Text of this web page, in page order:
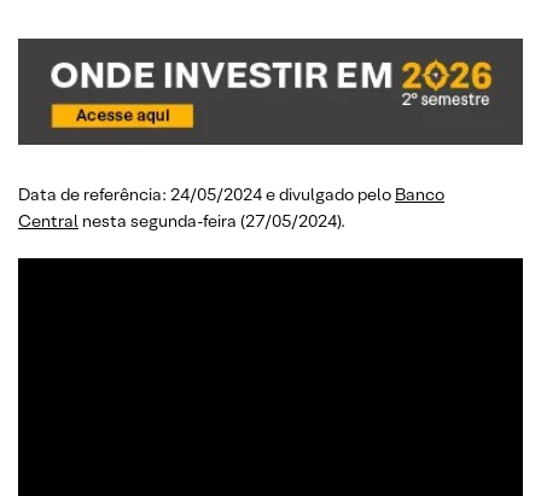
Data de referência: 24/05/2024 e divulgado pelo Banco
Central nesta segunda-feira (27/05/2024).